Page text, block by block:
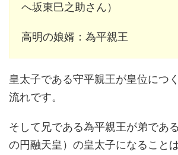
へ坂東巳之助さん）
高明の娘婿：為平親王
皇太子である守平親王が皇位につ
流れです。
そして兄である為平親王が弟であ
の円融天皇）の皇太子になること